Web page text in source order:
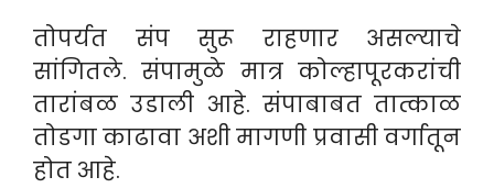
तोपर्यत संप सुरू राहणार असल्याचे
सांगितले. संपामुळे मात्र कोल्हापूरकरांची
तारांबळ उडाली आहे. संपाबाबत तात्काळ
तोडगा काढावा अशी मागणी प्रवासी वर्गातून
होत आहे.